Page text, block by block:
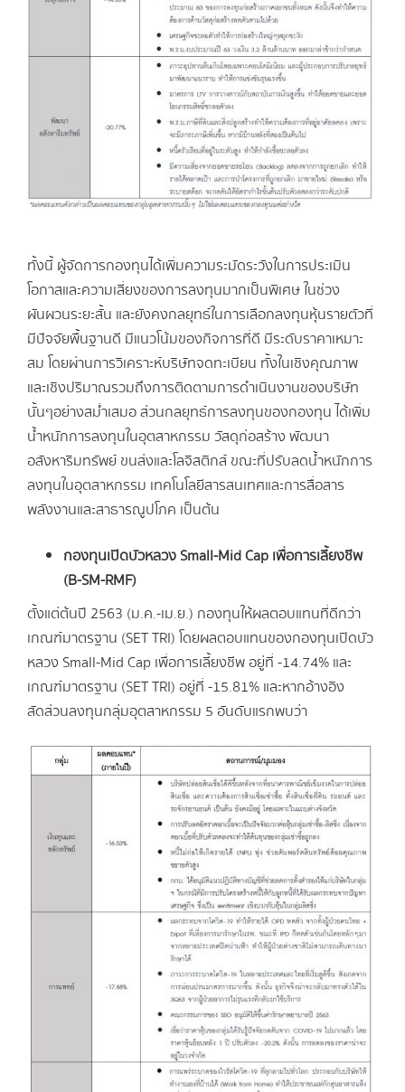
ทั้งนี้ ผู้จัดการกองทุนได้เพิ่มความระมัดระวังในการประเมิน
โอกาสและความเสี่ยงของการลงทุนมากเป็นพิเศษ ในช่วง
ผันผวนระยะสั้น และยังคงกลยุทธ์ในการเลือกลงทุนหุ้นรายตัวที่
มีปัจจัยพื้นฐานดี มีแนวโน้มของกิจการที่ดี มีระดับราคาเหมาะ
สม โดยผ่านการวิเคราะห์บริษัทจดทะเบียน ทั้งในเชิงคุณภาพ
และเชิงปริมาณรวมถึงการติดตามการดำเนินงานของบริษัท
นั้นๆอย่างสม่ำเสมอ ส่วนกลยุทธ์การลงทุนของกองทุน ได้เพิ่ม
น้ำหนักการลงทุนในอุตสาหกรรม วัสดุก่อสร้าง พัฒนา
อสังหาริมทรัพย์ ขนส่งและโลจิสติกส์ ขณะที่ปรับลดน้ำหนักการ
ลงทุนในอุตสาหกรรม เทคโนโลยีสารสนเทศและการสื่อสาร
พลังงานและสาธารณูปโภค เป็นต้น
กองทุนเปิดบัวหลวง Small-Mid Cap เพื่อการเลี้ยงชีพ
(B-SM-RMF)
ตั้งแต่ต้นปี 2563 (ม.ค.-เม.ย.) กองทุนให้ผลตอบแทนที่ดีกว่า
เกณฑ์มาตรฐาน (SET TRI) โดยผลตอบแทนของกองทุนเปิดบัว
หลวง Small-Mid Cap เพื่อการเลี้ยงชีพ อยู่ที่ -14.74% และ
เกณฑ์มาตรฐาน (SET TRI) อยู่ที่ -15.81% และหากอ้างอิง
สัดส่วนลงทุนกลุ่มอุตสาหกรรม 5 อันดับแรกพบว่า